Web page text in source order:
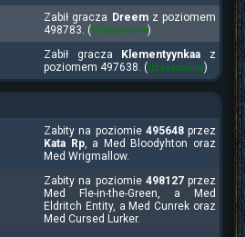
Zabił gracza Dreemz poziomem
498783. ( Uzasadnione)
Zabił gracza Klementyynkaa z
poziomem 497638. ( Uzasadnione)
Zabity na poziomie 495648przez
Kata Rp, a Med Bloodyhton oraz
Med Wrigmallow.
Zabity na poziomie 498127przez
Med Fle-in-the-Green, a Med
Eldritch Entity, a Med Cunrek oraz
Med Cursed Lurker.